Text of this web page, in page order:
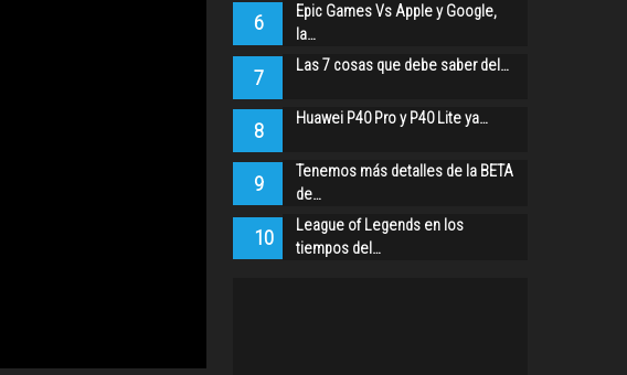
6
Epic Games Vs Apple y Google,
la…
7 Las 7 cosas que debe saber del…
8 Huawei P40 Pro y P40 Lite ya…
9
Tenemos más detalles de la BETA
de…
10
League of Legends en los
tiempos del…